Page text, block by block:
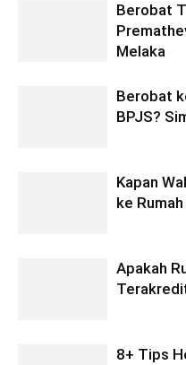
Berobat
Melaka
Berobat
BPJS?
Kapan
ke
Apakah
8+ Tips